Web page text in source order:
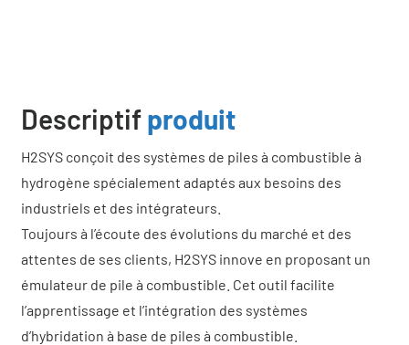
Descriptifproduit
H2SYS conçoit des systèmes de piles à combustible à
hydrogène spécialement adaptés aux besoins des
industriels et des intégrateurs.
Toujours à l’écoute des évolutions du marché et des
attentes de ses clients, H2SYS innove en proposant un
émulateur de pile à combustible. Cet outil facilite
l’apprentissage et l’intégration des systèmes
d’hybridation à base de piles à combustible.